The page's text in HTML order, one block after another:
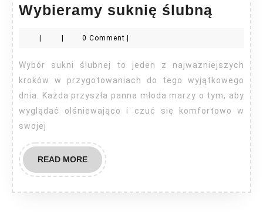
Wybieramy suknię ślubną
suknię
ślubną
| | 0 Comment |
Wybór sukni ślubnej to jeden z najważniejszych
kroków w przygotowaniach do tego wyjątkowego
dnia. Każda przyszła panna młoda marzy o tym, aby
wyglądać olśniewająco i czuć się komfortowo w
swojej
READ MOREREAD
MORE